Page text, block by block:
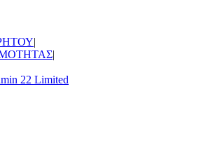
|
|
22 Limited